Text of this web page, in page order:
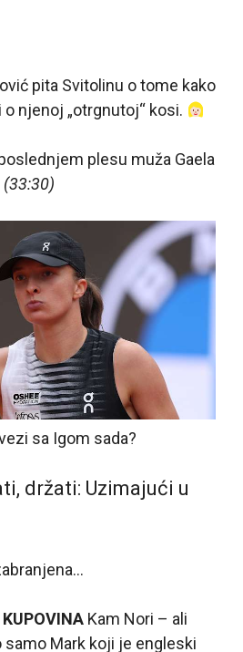
pita Svitolinu o tome kako
njenoj „otrgnutoj“ kosi.
plesu muža Gaela
(33:30)
sa Igom sada?
držati: Uzimajući u
KUPOVINAKam Nori – ali
samo Mark koji je engleski